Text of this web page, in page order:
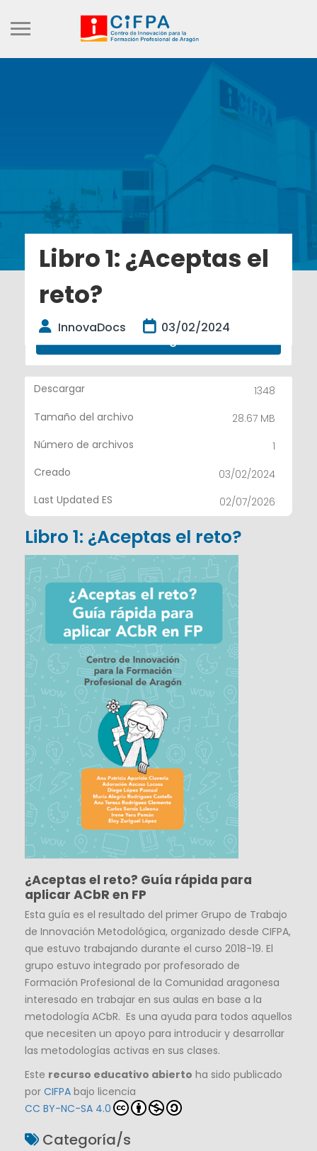
Libro 1: ¿Aceptas el
reto?
InnovaDocs 03/02/2024
Descargar
1348
Tamaño del archivo
28.67 MB
Número de archivos
1
Creado
03/02/2024
Last Updated ES
02/07/2026
Libro 1: ¿Aceptas el reto?
¿Aceptas el reto? Guía rápida para
aplicar ACbR en FP
Esta guía es el resultado del primer Grupo de Trabajo
de Innovación Metodológica, organizado desde CIFPA,
que estuvo trabajando durante el curso 2018-19. El
grupo estuvo integrado por profesorado de
Formación Profesional de la Comunidad aragonesa
interesado en trabajar en sus aulas en base a la
metodología ACbR. Es una ayuda para todos aquellos
que necesiten un apoyo para introducir y desarrollar
las metodologías activas en sus clases.
Este recurso educativo abierto ha sido publicado
por CIFPA bajo licencia
CC BY-NC-SA 4.0
Categoría/s